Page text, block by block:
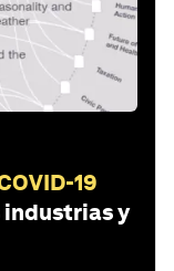
19
industrias y